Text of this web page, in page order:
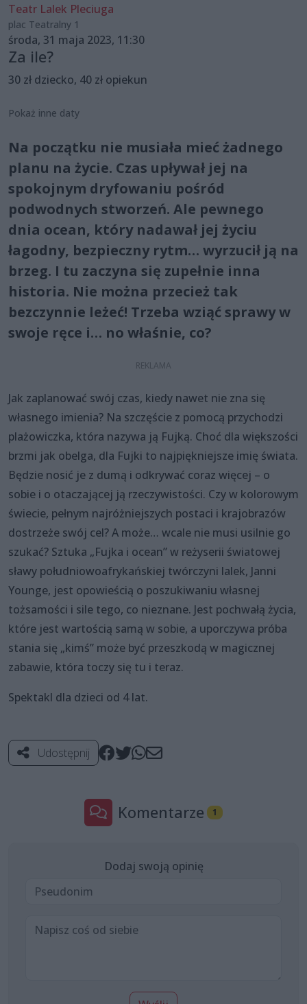
Teatr Lalek Pleciuga
plac Teatralny 1
środa, 31 maja 2023, 11:30
Za ile?
30 zł dziecko, 40 zł opiekun
Pokaż inne daty
Na początku nie musiała mieć żadnego
planu na życie. Czas upływał jej na
spokojnym dryfowaniu pośród
podwodnych stworzeń. Ale pewnego
dnia ocean, który nadawał jej życiu
łagodny, bezpieczny rytm… wyrzucił ją na
brzeg. I tu zaczyna się zupełnie inna
historia. Nie można przecież tak
bezczynnie leżeć! Trzeba wziąć sprawy w
swoje ręce i… no właśnie, co?
Jak zaplanować swój czas, kiedy nawet nie zna się
własnego imienia? Na szczęście z pomocą przychodzi
plażowiczka, która nazywa ją Fujką. Choć dla większości
brzmi jak obelga, dla Fujki to najpiękniejsze imię świata.
Będzie nosić je z dumą i odkrywać coraz więcej – o
sobie i o otaczającej ją rzeczywistości. Czy w kolorowym
świecie, pełnym najróżniejszych postaci i krajobrazów
dostrzeże swój cel? A może… wcale nie musi usilnie go
szukać? Sztuka „Fujka i ocean” w reżyserii światowej
sławy południowoafrykańskiej twórczyni lalek, Janni
Younge, jest opowieścią o poszukiwaniu własnej
tożsamości i sile tego, co nieznane. Jest pochwałą życia,
które jest wartością samą w sobie, a uporczywa próba
stania się „kimś” może być przeszkodą w magicznej
zabawie, która toczy się tu i teraz.
Spektakl dla dzieci od 4 lat.
Udostępnij
Komentarze 1
Dodaj swoją opinię